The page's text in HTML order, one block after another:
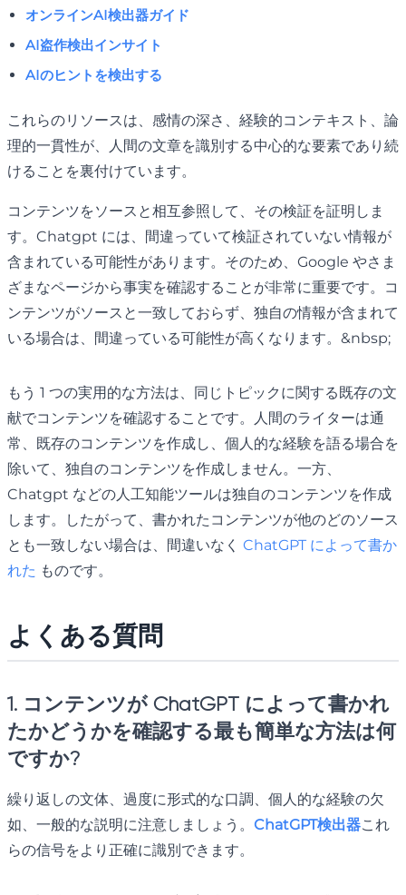
オンラインAI検出器ガイド
AI盗作検出インサイト
AIのヒントを検出する
これらのリソースは、感情の深さ、経験的コンテキスト、論
理的一貫性が、人間の文章を識別する中心的な要素であり続
けることを裏付けています。
コンテンツをソースと相互参照して、その検証を証明しま
す。Chatgpt には、間違っていて検証されていない情報が
含まれている可能性があります。そのため、Google やさま
ざまなページから事実を確認することが非常に重要です。コ
ンテンツがソースと一致しておらず、独自の情報が含まれて
いる場合は、間違っている可能性が高くなります。&nbsp;
もう 1 つの実用的な方法は、同じトピックに関する既存の文
献でコンテンツを確認することです。人間のライターは通
常、既存のコンテンツを作成し、個人的な経験を語る場合を
除いて、独自のコンテンツを作成しません。一方、
Chatgpt などの人工知能ツールは独自のコンテンツを作成
します。したがって、書かれたコンテンツが他のどのソース
とも一致しない場合は、間違いなく ChatGPT によって書か
れた ものです。
よくある質問
1. コンテンツが ChatGPT によって書かれ
たかどうかを確認する最も簡単な方法は何
ですか?
繰り返しの文体、過度に形式的な口調、個人的な経験の欠
如、一般的な説明に注意しましょう。 ChatGPT検出器これ
らの信号をより正確に識別できます。